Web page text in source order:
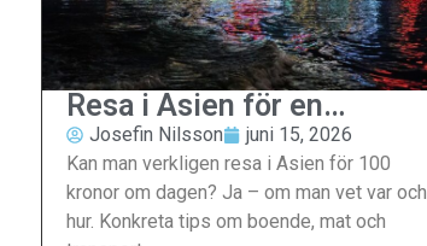
Resa i Asien för en
hundring om dagen
Josefin Nilsson
juni 15, 2026
Kan man verkligen resa i Asien för 100
kronor om dagen? Ja – om man vet var och
hur. Konkreta tips om boende, mat och